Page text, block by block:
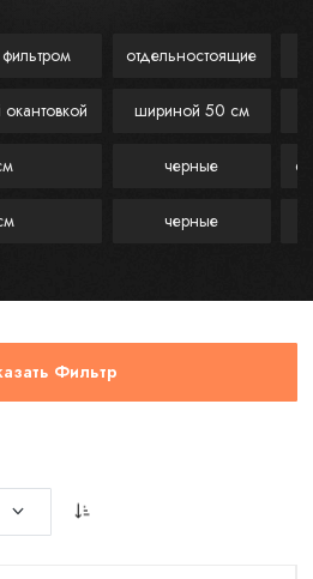
отдельностоящие
шириной 50 см
черные
черные
с
Фильтр